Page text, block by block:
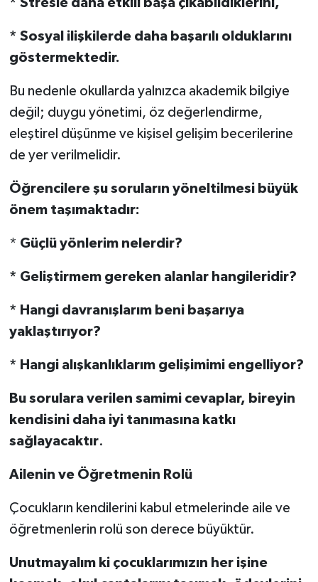
* Stresle daha etkili başa çıkabildiklerini,
* Sosyal ilişkilerde daha başarılı olduklarını
göstermektedir.
Bu nedenle okullarda yalnızca akademik bilgiye
değil; duygu yönetimi, öz değerlendirme,
eleştirel düşünme ve kişisel gelişim becerilerine
de yer verilmelidir.
Öğrencilere şu soruların yöneltilmesi büyük
önem taşımaktadır:
* Güçlü yönlerim nelerdir?
* Geliştirmem gereken alanlar hangileridir?
* Hangi davranışlarım beni başarıya
yaklaştırıyor?
* Hangi alışkanlıklarım gelişimimi engelliyor?
Bu sorulara verilen samimi cevaplar, bireyin
kendisini daha iyi tanımasına katkı
sağlayacaktır.
Ailenin ve Öğretmenin Rolü
Çocukların kendilerini kabul etmelerinde aile ve
öğretmenlerin rolü son derece büyüktür.
Unutmayalım ki çocuklarımızın her işine